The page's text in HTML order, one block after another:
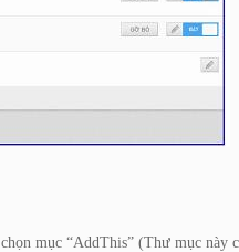
chọn mục “AddThis” (Thư mục này